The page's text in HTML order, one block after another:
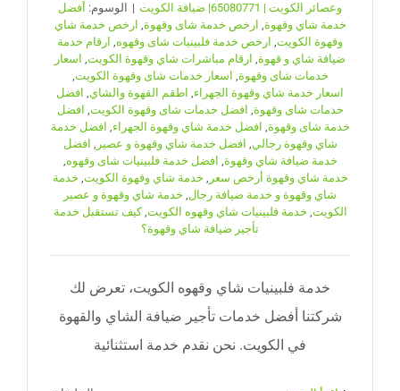
وعصائر الكويت | 65080771| ضيافة الكويت
| الوسوم: أفضل
خدمة شاي وقهوة, ارخص خدمة شاى وقهوة, ارخص خدمة شاي
وقهوة الكويت, ارخص خدمة فلبينيات شاى وقهوه, ارقام خدمة
ضيافة شاي و قهوة, ارقام مباشرات شاي وقهوة الكويت, اسعار
خدمات شاى وقهوة, اسعار خدمات شاى وقهوة الكويت,
اسعار خدمة شاي وقهوة الجهراء, اطقم القهوة والشاي, افضل
خدمات شاى وقهوة, افضل خدمات شاى وقهوة الكويت, افضل
خدمة شاى وقهوة, افضل خدمة شاي وقهوة الجهراء, افضل خدمة
شاي وقهوة رجالي, افضل خدمة شاي وقهوة و عصير , افضل
خدمة ضيافة شاي وقهوة, افضل خدمة فلبينيات شاى وقهوه,
خدمة شاي وقهوة أرخص سعر , خدمة شاي وقهوة الكويت, خدمة
شاي وقهوة و خدمة ضيافة رجال, خدمة شاي وقهوة و عصير
الكويت, خدمة فلبينيات شاي وقهوه الكويت,كيف تستقبل خدمة
تأجير ضيافة شاي وقهوة؟
خدمة فلبينيات شاي وقهوه الكويت، تعرض لك
شركتنا أفضل خدمات تأجير ضيافة الشاي والقهوة
في الكويت. نحن نقدم خدمة استثنائية